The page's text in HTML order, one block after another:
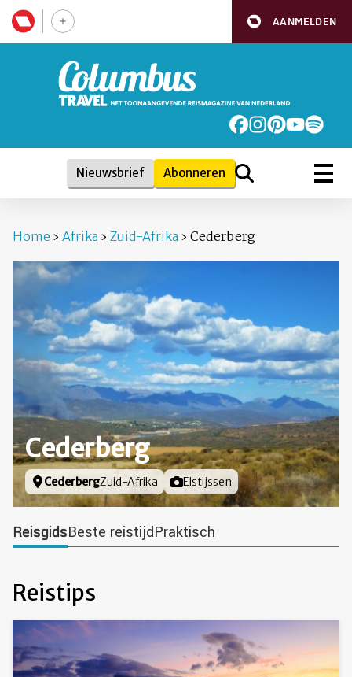
AANMELDEN
Nieuwsbrief Abonneren
Home › Afrika › Zuid-Afrika › Cederberg
Cederberg
Locatie
CederbergZuid-Afrika Foto door
Elstijssen
ReisgidsBeste reistijdPraktisch
Reistips